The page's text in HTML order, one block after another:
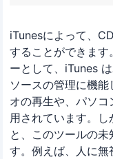
iTunesによって、
することができま
ーとして、iTunes
ソースの管理に機
オの再生や、パソ
用されています。
と、このツールの
す。例えば、人に